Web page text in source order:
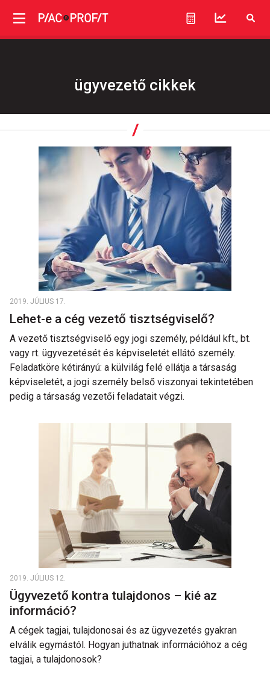
ügyvezető cikkek
2019. JÚLIUS 17.
Lehet-e a cég vezető tisztségviselő?
A vezető tisztségviselő egy jogi személy, például kft., bt.
vagy rt. ügyvezetését és képviseletét ellátó személy.
Feladatköre kétirányú: a külvilág felé ellátja a társaság
képviseletét, a jogi személy belső viszonyai tekintetében
pedig a társaság vezetői feladatait végzi.
2019. JÚLIUS 12.
Ügyvezető kontra tulajdonos – kié az
információ?
A cégek tagjai, tulajdonosai és az ügyvezetés gyakran
elválik egymástól. Hogyan juthatnak információhoz a cég
tagjai, a tulajdonosok?